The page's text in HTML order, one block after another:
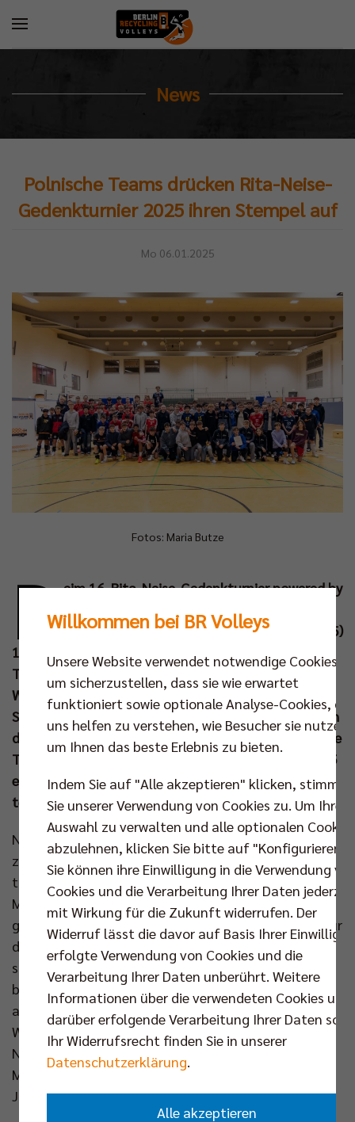
News
Polnische Teams drücken Rita-Neise-
Gedenkturnier 2025 ihren Stempel auf
Mo 06.01.2025
Fotos: Maria Butze
B eim 16. Rita-Neise-Gedenkturnier powered by
Berlin Recycling GmbH spielten am
vergangenen Wochenende (04./05. Jan 2025)
19 Mannschaften in der Altersklasse U16 um den
Turniersieg. Nach zwei intensiven und hochklassigen
Wettkampftagen belegten die Gastgeber von den
SCC JUNIORS den vierten Platz. Davor standen gleich
drei polnische Teams auf dem Treppchen. Das größte
Turnier der SCC-Nachwuchsabteilung war auch 2025
ein voller Erfolg und die Fortsetzung ist bereits
terminiert.
Neben den Organisatoren der SCC JUNIORS nahmen
zwei weitere Teams aus Berlin an dem
traditionsreichen Wettkampf teil. Dazu kamen vier
Mannschaften aus Polen, die übrigen reisten aus
ganz Deutschland in die Hauptstadt. Es war nicht nur
das größte U16-Volleyballturnier hierzulande,
sondern auch Teil der U16-Jugendliga, in der die
besten Spieler ihrer Altersklasse gegeneinander
antreten. Die jungen Talente nutzten den
Wettbewerb damit auch, um sich auf höchstem
Niveau zu präsentieren und sich auf die Deutschen
Meisterschaften 2025 sowie die Sichtungen der
Junioren-Nationalmannschaft vorzubereiten.
Willkommen bei BR Volleys
Unsere Website verwendet notwendige Cookies,
um sicherzustellen, dass sie wie erwartet
funktioniert sowie optionale Analyse-Cookies, die
uns helfen zu verstehen, wie Besucher sie nutzen,
um Ihnen das beste Erlebnis zu bieten.
Indem Sie auf "Alle akzeptieren" klicken, stimmen
Sie unserer Verwendung von Cookies zu. Um Ihre
Auswahl zu verwalten und alle optionalen Cookies
abzulehnen, klicken Sie bitte auf "Konfigurieren".
Sie können ihre Einwilligung in die Verwendung
Cookies und die Verarbeitung Ihrer Daten
mit Wirkung für die Zukunft widerrufen. Der
Widerruf lässt die davor auf Basis Ihrer
erfolgte Verwendung von Cookies und die
Verarbeitung Ihrer Daten unberührt. Weitere
Informationen über die verwendeten Cookies und
darüber erfolgende Verarbeitung Ihrer Daten
Ihr Widerrufsrecht finden Sie in unserer
Datenschutzerklärung
Alle akzeptieren